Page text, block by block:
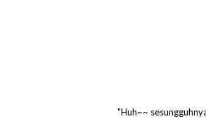
"Huh~~